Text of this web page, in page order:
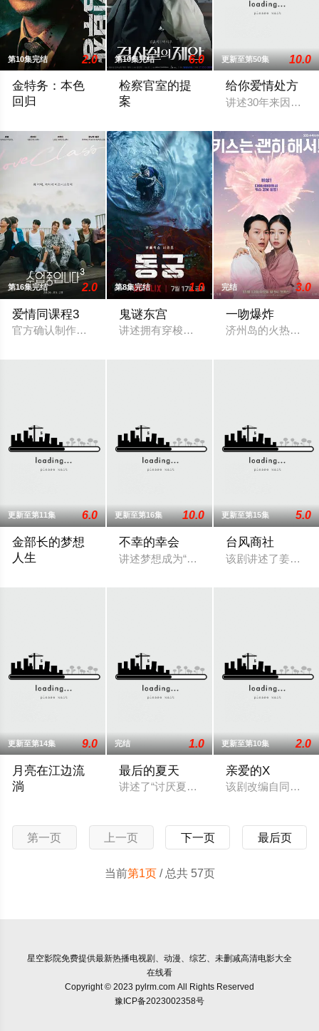
第10集完结 2.0
金特务：本色
回归
第10集完结 6.0
检察官室的提
案
更新至第50集 10.0
给你爱情处方
讲述30年来因恶缘
第16集完结 2.0
爱情同课程3
官方确认制作第三季。
第8集完结 1.0
鬼谜东宫
讲述拥有穿梭于灵界能力的具天（南柱赫
完结 3.0
一吻爆炸
济州岛的火热暧昧
更新至第11集 6.0
金部长的梦想
人生
更新至第16集 10.0
不幸的幸会
讲述梦想成为“爱情剧大师”、擅长侦探剧
更新至第15集 5.0
台风商社
该剧讲述了姜台风
更新至第14集 9.0
月亮在江边流
淌
完结 1.0
最后的夏天
讲述了“讨厌夏天”的女人和“每天都在等
更新至第10集 2.0
亲爱的X
该剧改编自同名网
第一页 上一页 下一页 最后页
当前第1页/ 总共 57页
星空影院免费提供最新热播电视剧、动漫、综艺、未删减高清电影大全
在线看
Copyright © 2023 pylrm.com All Rights Reserved
豫ICP备2023002358号